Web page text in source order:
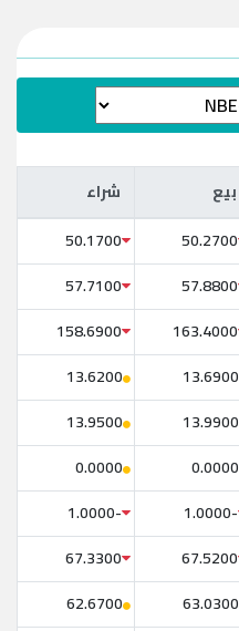
بيع شراء بيع
شراء
50.2700
50.1700
57.8800
57.7100
163.4000
158.6900
13.6900
13.6200
13.9900
13.9500
0.0000
0.0000
-1.0000
-1.0000
67.5200
67.3300
63.0300
62.6700